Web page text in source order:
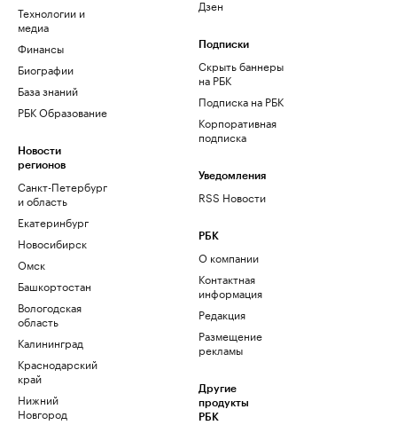
Технологии и
медиа
Финансы
Биографии
База знаний
РБК Образование
Новости
регионов
Санкт-Петербург
и область
Екатеринбург
Новосибирск
Омск
Башкортостан
Вологодская
область
Калининград
Краснодарский
край
Нижний
Новгород
Дзен
Подписки
Скрыть баннеры
на РБК
Подписка на РБК
Корпоративная
подписка
Уведомления
RSS Новости
РБК
О компании
Контактная
информация
Редакция
Размещение
рекламы
Другие
продукты
РБК